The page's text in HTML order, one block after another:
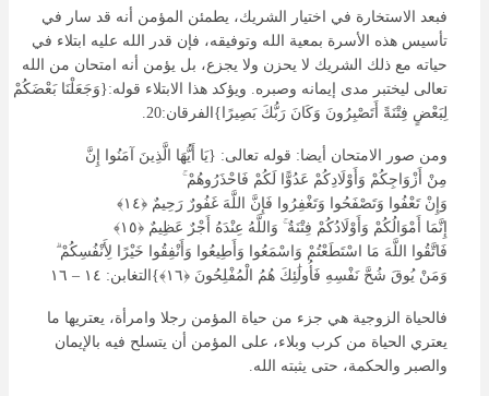
فبعد الاستخارة في اختيار الشريك، يطمئن المؤمن أنه قد سار في
تأسيس هذه الأسرة بمعية الله وتوفيقه، فإن قدر الله عليه ابتلاء في
حياته مع ذلك الشريك لا يحزن ولا يجزع، بل يؤمن أنه امتحان من الله
تعالى ليختبر مدى إيمانه وصبره. ويؤكد هذا الابتلاء قوله:{وَجَعَلْنَا بَعْضَكُمْ
لِبَعْضٍ فِتْنَةً أَتَصْبِرُونَ وَكَانَ رَبُّكَ بَصِيرًا}الفرقان:20.
ومن صور الامتحان أيضا: قوله تعالى: {يَا أَيُّهَا الَّذِينَ آمَنُوا
إِنَّ
مِنْ أَزْوَاجِكُمْ وَأَوْلَادِكُمْ عَدُوًّا لَكُمْ فَاحْذَرُوهُمْۚ
وَإِنْتَعْفُوا وَتَصْفَحُوا وَتَغْفِرُوا فَإِنَّ اللَّهَ غَفُورٌ
رَحِيمٌ ﴿١٤﴾
إِنَّمَا
أَمْوَالُكُمْ وَأَوْلَادُكُمْ فِتْنَةٌۚ وَاللَّهُ عِنْدَهُ أَجْرٌ
عَظِيمٌ ﴿١٥﴾
فَاتَّقُوا
اللَّهَ مَا اسْتَطَعْتُمْ وَاسْمَعُوا وَأَطِيعُوا وَأَنْفِقُوا خَيْرًا لِأَنْفُسِكُمْۗ
وَمَنْيُوقَ شُحَّ نَفْسِهِ فَأُولَٰئِكَ هُمُ الْمُفْلِحُونَ ﴿١٦﴾}التغابن: ١٤ – ١٦
فالحياة الزوجية هي جزء من حياة المؤمن رجلا وامرأة، يعتريها ما
يعتري الحياة من كرب وبلاء، على المؤمن أن يتسلح فيه بالإيمان
والصبر والحكمة، حتى يثبته الله.